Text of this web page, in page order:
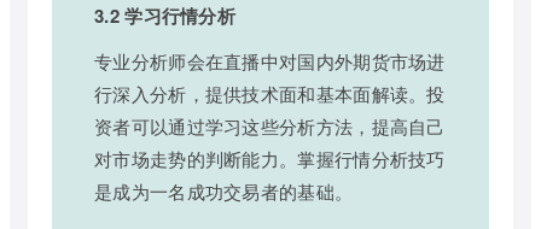
3.2 学习行情分析
专业分析师会在直播中对国内外期货市场进
行深入分析，提供技术面和基本面解读。投
资者可以通过学习这些分析方法，提高自己
对市场走势的判断能力。掌握行情分析技巧
是成为一名成功交易者的基础。